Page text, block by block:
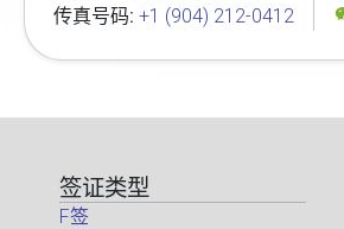
传真号码: +1 (904) 212-0412
签证类型
F签